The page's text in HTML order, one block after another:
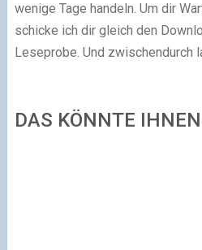
wenige Tage handeln. Um dir
schicke ich dir gleich den
Leseprobe. Und zwischendurch
DAS KÖNNTE